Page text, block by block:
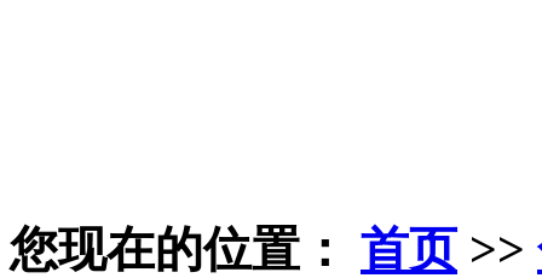
您现在的位置： 首页>>